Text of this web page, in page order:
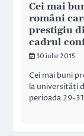
Cei mai
români
prestigiu
cadrul
30 iulie 2015
Cei mai buni
la universități
perioada 29-